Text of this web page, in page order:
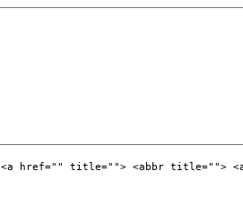
<a href="" title=""> <abbr title="">